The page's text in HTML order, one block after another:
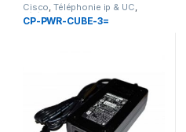
Cisco ,Téléphonie ip & UC
Téléphonie IP et Accessoires
Cisco
CP-PWR-CUBE-3=